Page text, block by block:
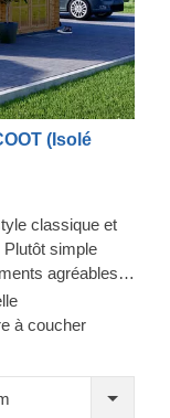
(Isolé
classique et
simple
agréables
espace
toit élégante
des moments
à coucher